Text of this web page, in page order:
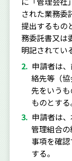
された業務委
提出するもの
務委託書又は
明記されてい
申請者は
絡先等（
先をいう
ものとする
申請者は
管理組合
事項を確
する。